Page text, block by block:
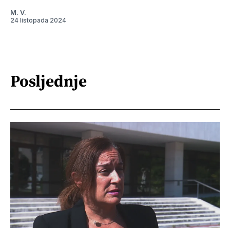
M. V.
24 listopada 2024
Posljednje